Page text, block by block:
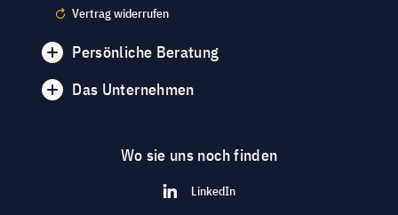
Vertrag widerrufen
Persönliche Beratung
Das Unternehmen
Wo sie uns noch finden
LinkedIn